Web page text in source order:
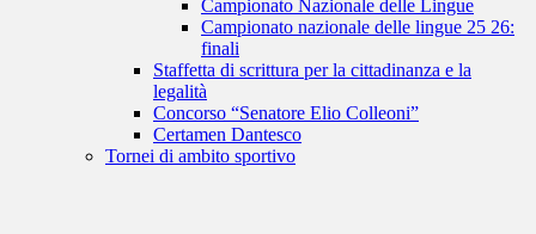
Campionato Nazionale delle Lingue
Campionato nazionale delle lingue 25 26:
finali
Staffetta di scrittura per la cittadinanza e la
legalità
Concorso “Senatore Elio Colleoni”
Certamen Dantesco
Tornei di ambito sportivo